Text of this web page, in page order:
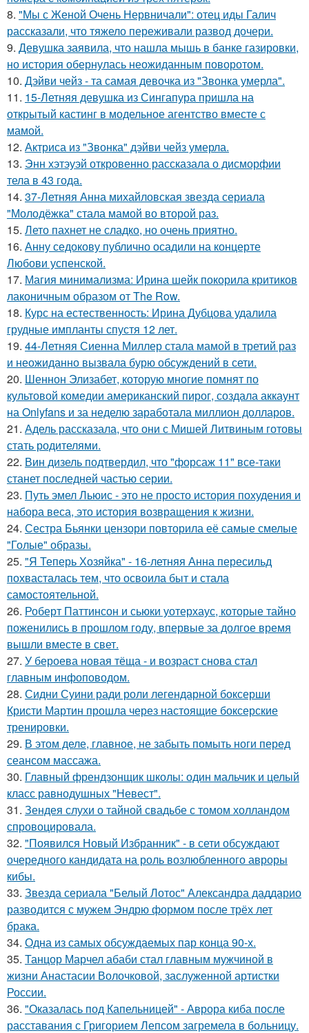
8. "Мы с Женой Очень Нервничали": отец иды Галич
рассказали, что тяжело переживали развод дочери.
9. Девушка заявила, что нашла мышь в банке газировки,
но история обернулась неожиданным поворотом.
10. Дэйви чейз - та самая девочка из "Звонка умерла".
11. 15-Летняя девушка из Сингапура пришла на
открытый кастинг в модельное агентство вместе с
мамой.
12. Актриса из "Звонка" дэйви чейз умерла.
13. Энн хэтэуэй откровенно рассказала о дисморфии
тела в 43 года.
14. 37-Летняя Анна михайловская звезда сериала
"Молодёжка" стала мамой во второй раз.
15. Лето пахнет не сладко, но очень приятно.
16. Анну седокову публично осадили на концерте
Любови успенской.
17. Магия минимализма: Ирина шейк покорила критиков
лаконичным образом от The Row.
18. Курс на естественность: Ирина Дубцова удалила
грудные импланты спустя 12 лет.
19. 44-Летняя Сиенна Миллер стала мамой в третий раз
и неожиданно вызвала бурю обсуждений в сети.
20. Шеннон Элизабет, которую многие помнят по
культовой комедии американский пирог, создала аккаунт
на Onlyfans и за неделю заработала миллион долларов.
21. Адель рассказала, что они с Мишей Литвиным готовы
стать родителями.
22. Вин дизель подтвердил, что "форсаж 11" все-таки
станет последней частью серии.
23. Путь эмел Льюис - это не просто история похудения и
набора веса, это история возвращения к жизни.
24. Сестра Бьянки цензори повторила её самые смелые
"Голые" образы.
25. "Я Теперь Хозяйка" - 16-летняя Анна пересильд
похвасталась тем, что освоила быт и стала
самостоятельной.
26. Роберт Паттинсон и сьюки уотерхаус, которые тайно
поженились в прошлом году, впервые за долгое время
вышли вместе в свет.
27. У бероева новая тёща - и возраст снова стал
главным инфоповодом.
28. Сидни Суини ради роли легендарной боксерши
Кристи Мартин прошла через настоящие боксерские
тренировки.
29. В этом деле, главное, не забыть помыть ноги перед
сеансом массажа.
30. Главный френдзонщик школы: один мальчик и целый
класс равнодушных "Невест".
31. Зендея слухи о тайной свадьбе с томом холландом
спровоцировала.
32. "Появился Новый Избранник" - в сети обсуждают
очередного кандидата на роль возлюбленного авроры
кибы.
33. Звезда сериала "Белый Лотос" Александра даддарио
разводится с мужем Эндрю формом после трёх лет
брака.
34. Одна из самых обсуждаемых пар конца 90-х.
35. Танцор Марчел абаби стал главным мужчиной в
жизни Анастасии Волочковой, заслуженной артистки
России.
36. "Оказалась под Капельницей" - Аврора киба после
расставания с Григорием Лепсом загремела в больницу.